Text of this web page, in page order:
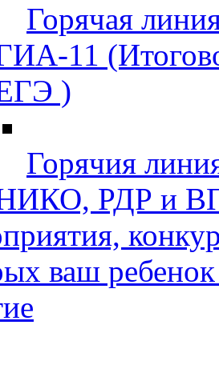
Горячая
11
)
Горячия
РДР и
ваш